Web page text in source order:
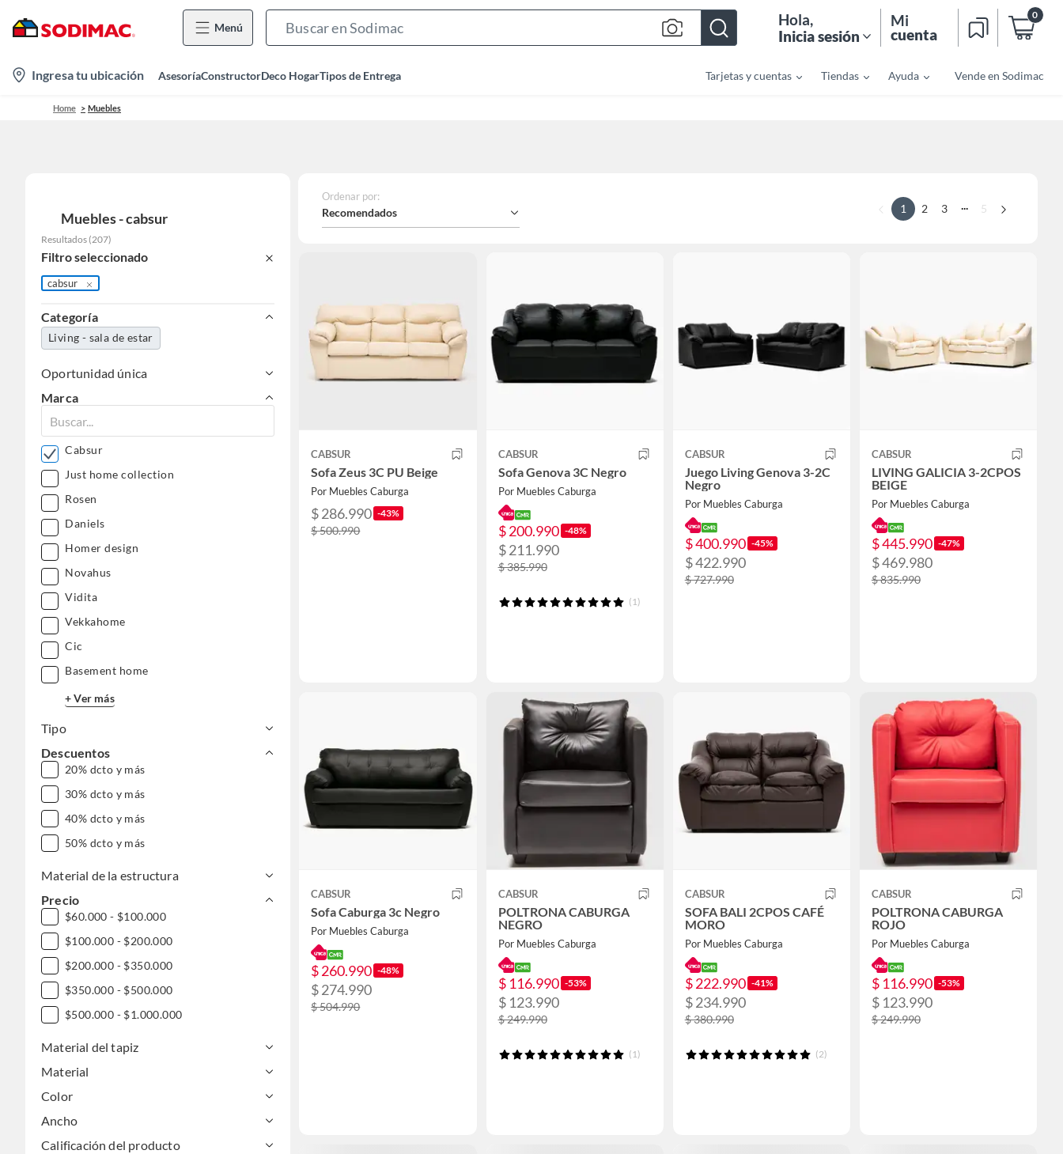
Menú
Bar
Hola,
Inicia sesión
Mi
cuenta
0
location-
icon
Ingresa tu ubicación AsesoríaConstructorDeco HogarTipos de Entrega Tarjetas y cuentas Tiendas Ayuda Vende en Sodimac
Home Muebles
Muebles - cabsur
Resultados (207)
Filtro seleccionado
cabsur
Categoría
Living - sala de estar
Oportunidad única
Marca
Cabsur
Just home collection
Rosen
Daniels
Homer design
Novahus
Vidita
Vekkahome
Cic
Basement home
+ Ver más
Tipo
Descuentos
20% dcto y más
30% dcto y más
40% dcto y más
50% dcto y más
Material de la estructura
Precio
$60.000 - $100.000
$100.000 - $200.000
$200.000 - $350.000
$350.000 - $500.000
$500.000 - $1.000.000
Material del tapiz
Material
Color
Ancho
Calificación del producto
Ordenar por:
Recomendados 1 2 3 ... 5
CABSUR
Sofa Zeus 3C PU Beige
Por Muebles Caburga
$ 286.990 -43%
$ 500.990
CABSUR
Sofa Genova 3C Negro
Por Muebles Caburga
$ 200.990 -48%
$ 211.990
$ 385.990
(1)
CABSUR
Juego Living Genova 3-2C
Negro
Por Muebles Caburga
$ 400.990 -45%
$ 422.990
$ 727.990
CABSUR
LIVING GALICIA 3-2CPOS
BEIGE
Por Muebles Caburga
$ 445.990 -47%
$ 469.980
$ 835.990
CABSUR
Sofa Caburga 3c Negro
Por Muebles Caburga
$ 260.990 -48%
$ 274.990
$ 504.990
CABSUR
POLTRONA CABURGA
NEGRO
Por Muebles Caburga
$ 116.990 -53%
$ 123.990
$ 249.990
(1)
CABSUR
SOFA BALI 2CPOS CAFÉ
MORO
Por Muebles Caburga
$ 222.990 -41%
$ 234.990
$ 380.990
(2)
CABSUR
POLTRONA CABURGA
ROJO
Por Muebles Caburga
$ 116.990 -53%
$ 123.990
$ 249.990